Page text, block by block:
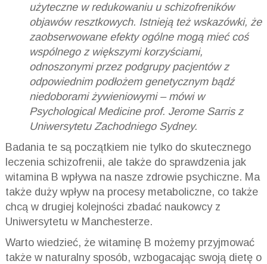
użyteczne w redukowaniu u schizofreników
objawów resztkowych. Istnieją też wskazówki, że
zaobserwowane efekty ogólne mogą mieć coś
wspólnego z większymi korzyściami,
odnoszonymi przez podgrupy pacjentów z
odpowiednim podłożem genetycznym bądź
niedoborami żywieniowymi – mówi w
Psychological Medicineprof. Jerome Sarris z
Uniwersytetu Zachodniego Sydney.
Badania te są początkiem nie tylko do skutecznego
leczenia schizofrenii, ale także do sprawdzenia jak
witamina B wpływa na nasze zdrowie psychiczne. Ma
także duży wpływ na procesy metaboliczne, co także
chcą w drugiej kolejności zbadać naukowcy z
Uniwersytetu w Manchesterze.
Warto wiedzieć, że witaminę B możemy przyjmować
także w naturalny sposób, wzbogacając swoją dietę o